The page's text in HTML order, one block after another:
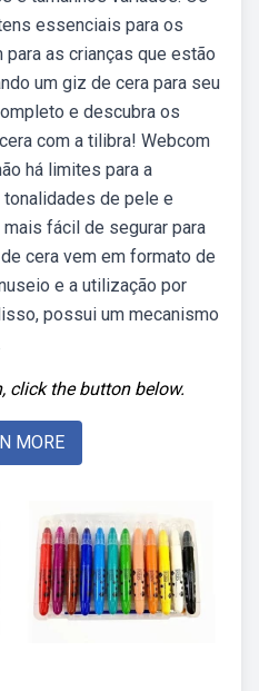
essenciais para os
as crianças que estão
um giz de cera para seu
e descubra os
com a tilibra! Webcom
há limites para a
tonalidades de pele e
fácil de segurar para
cera vem em formato de
e a utilização por
possui um mecanismo
click the button below.
MORE